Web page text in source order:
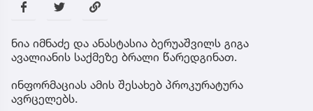
ნია იმნაძე და ანასტასია ბერუაშვილს გიგა
ავალიანის საქმეზე ბრალი წარედგინათ.
ინფორმაციას ამის შესახებ პროკურატურა
ავრცელებს.